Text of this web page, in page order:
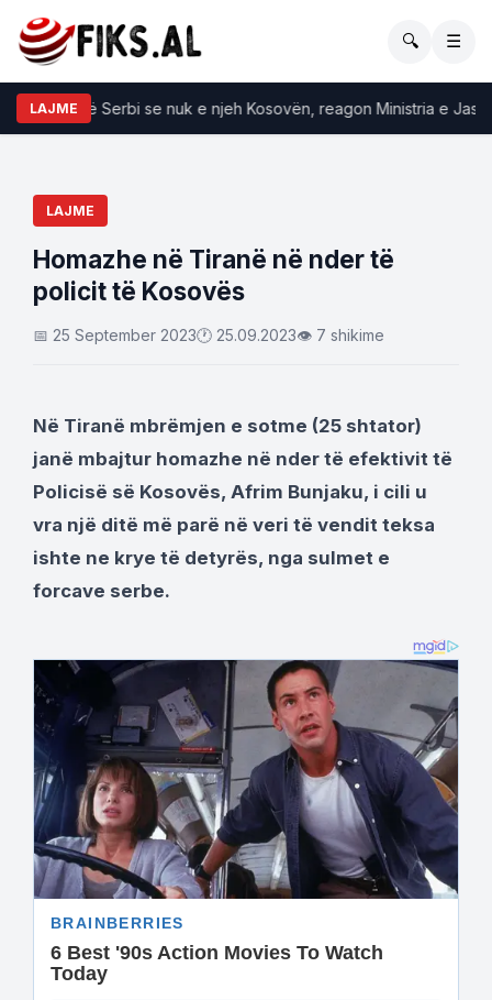
🔍 ☰
LAJME
tha në Serbi se nuk e njeh Kosovën, reagon Ministria e
LAJME
Homazhe në Tiranë në nder të
policit të Kosovës
📅 25 September 2023🕐 25.09.2023👁 7 shikime
Në Tiranë mbrëmjen e sotme (25 shtator)
janë mbajtur homazhe në nder të efektivit të
Policisë së Kosovës, Afrim Bunjaku, i cili u
vra një ditë më parë në veri të vendit teksa
ishte ne krye të detyrës, nga sulmet e
forcave serbe.